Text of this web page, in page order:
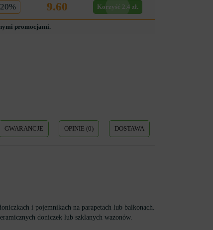
20% 9.60 Korzyść 2.4 zł.
promocjami.
GWARANCJE OPINIE (0) DOSTAWA
i pojemnikach na parapetach lub balkonach.
doniczek lub szklanych wazonów.